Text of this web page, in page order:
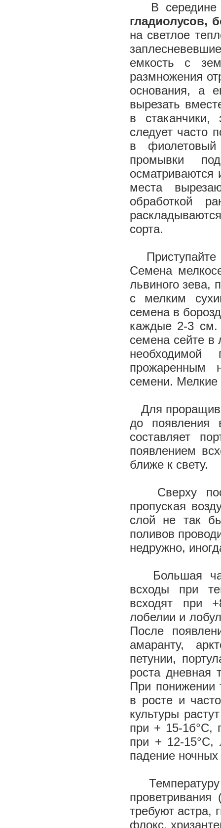
В середине
гладиолусов,
на светлое
емкость с
размножения
основания, а
вырезать
в стаканчики,
следует часто
в
промывки
осматриваются
места
обработкой
сорта.
Семена
львиного зева,
с мелким
семена в
каждые 2-3 см.
семена сейте в
прожаренным
семени. Мелкие
Для
до появления
составляет
появлением
ближе к свету.
Сверху
пропуская
слой не так
поливов
недружно,
Большая
всходы при
всходят при
лобелии и
После
амаранту,
петунии,
роста дневная
При понижении
в росте и
культуры
при + 15-1б°С,
при + 12-15°С,
падение
Температуру
требуют астра,
флокс,